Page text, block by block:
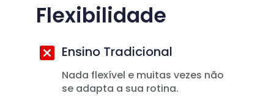
Ensino Tradicional
Nada flexível e muitas vezes não
se adapta a sua rotina.
Flexibilidade